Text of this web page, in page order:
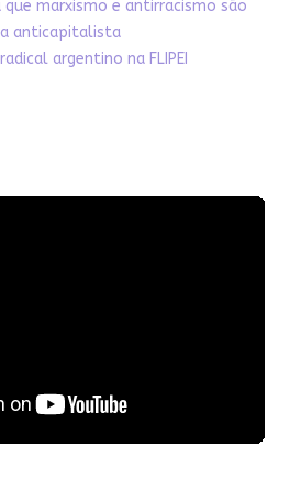
marxismo e antirracismo são
anticapitalista
argentino na FLIPEI